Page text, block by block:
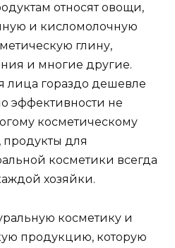
относят овощи,
и кисломолочную
глину,
и многие другие.
гораздо дешевле
эффективности не
косметическому
продукты для
косметики всегда
хозяйки.
косметику и
продукцию, которую